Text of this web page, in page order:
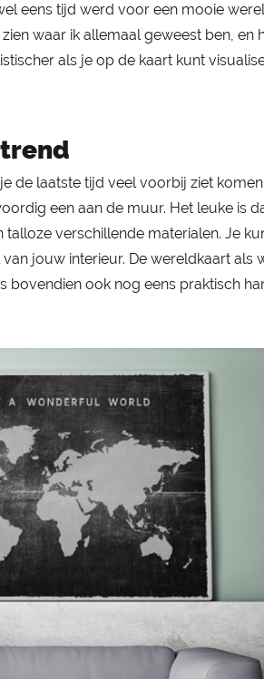
eens tijd werd voor een mooie
waar ik allemaal geweest ben, en
als je op de kaart kunt
de laatste tijd veel voorbij ziet
een aan de muur. Het leuke is
verschillende materialen. Je
jouw interieur. De wereldkaart als
bovendien ook nog eens praktisch